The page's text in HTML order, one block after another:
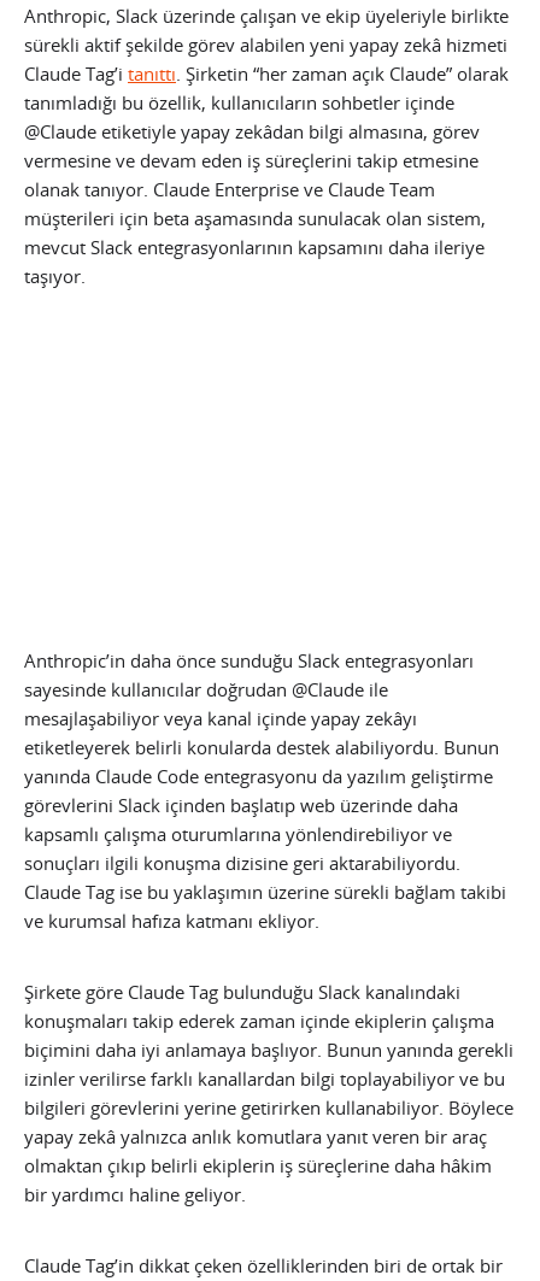
Anthropic, Slack üzerinde çalışan ve ekip üyeleriyle birlikte
sürekli aktif şekilde görev alabilen yeni yapay zekâ hizmeti
Claude Tag’i tanıttı. Şirketin “her zaman açık Claude” olarak
tanımladığı bu özellik, kullanıcıların sohbetler içinde
@Claude etiketiyle yapay zekâdan bilgi almasına, görev
vermesine ve devam eden iş süreçlerini takip etmesine
olanak tanıyor. Claude Enterprise ve Claude Team
müşterileri için beta aşamasında sunulacak olan sistem,
mevcut Slack entegrasyonlarının kapsamını daha ileriye
taşıyor.
Anthropic’in daha önce sunduğu Slack entegrasyonları
sayesinde kullanıcılar doğrudan @Claude ile
mesajlaşabiliyor veya kanal içinde yapay zekâyı
etiketleyerek belirli konularda destek alabiliyordu. Bunun
yanında Claude Code entegrasyonu da yazılım geliştirme
görevlerini Slack içinden başlatıp web üzerinde daha
kapsamlı çalışma oturumlarına yönlendirebiliyor ve
sonuçları ilgili konuşma dizisine geri aktarabiliyordu.
Claude Tag ise bu yaklaşımın üzerine sürekli bağlam takibi
ve kurumsal hafıza katmanı ekliyor.
Şirkete göre Claude Tag bulunduğu Slack kanalındaki
konuşmaları takip ederek zaman içinde ekiplerin çalışma
biçimini daha iyi anlamaya başlıyor. Bunun yanında gerekli
izinler verilirse farklı kanallardan bilgi toplayabiliyor ve bu
bilgileri görevlerini yerine getirirken kullanabiliyor. Böylece
yapay zekâ yalnızca anlık komutlara yanıt veren bir araç
olmaktan çıkıp belirli ekiplerin iş süreçlerine daha hâkim
bir yardımcı haline geliyor.
Claude Tag’in dikkat çeken özelliklerinden biri de ortak bir